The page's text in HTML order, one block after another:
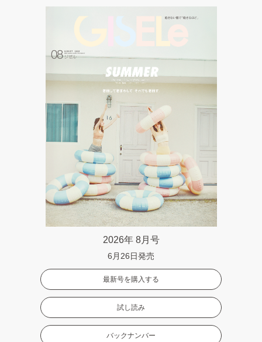
2026年 8月号
6月26日発売
最新号を購入する
試し読み
バックナンバー